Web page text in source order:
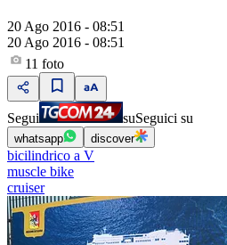
20 Ago 2016 - 08:51
20 Ago 2016 - 08:51
11 foto
Segui suSeguici su
whatsapp discover
bicilindrico a V
muscle bike
cruiser